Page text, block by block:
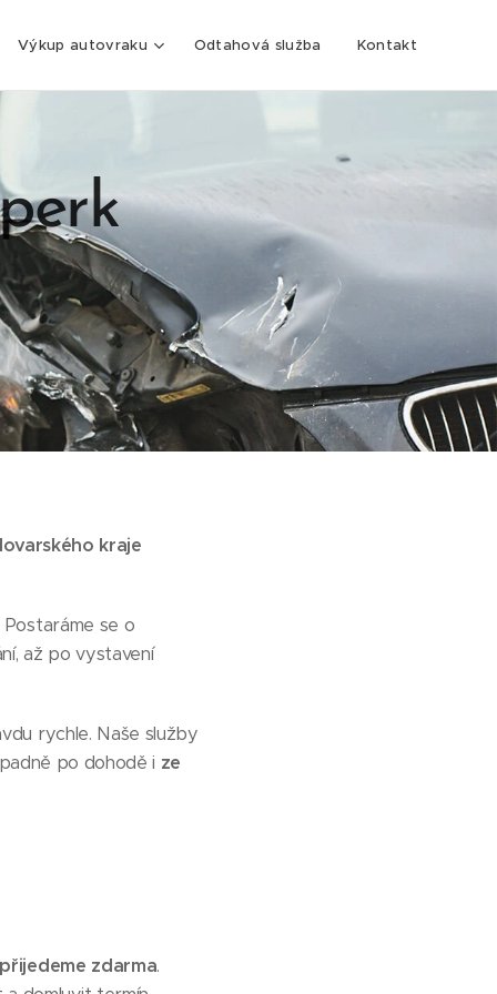
Výkup autovraku Odtahová služba Kontakt
kraje
se o
až po vystavení
rychle. Naše služby
po dohodě i ze
přijedeme zdarma.